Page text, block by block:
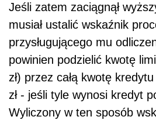
Jeśli zatem zaciągnął
musiał ustalić wskaźnik
przysługującego mu
powinien podzielić kwotę
zł) przez całą kwotę
zł - jeśli tyle wynosi kredyt
Wyliczony w ten sposób